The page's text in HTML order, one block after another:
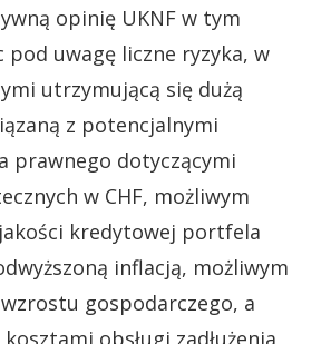
opinię UKNF w tym
pod uwagę liczne ryzyka, w
utrzymującą się dużą
z potencjalnymi
prawnego dotyczącymi
w CHF, możliwym
kredytowej portfela
inflacją, możliwym
gospodarczego, a
obsługi zadłużenia